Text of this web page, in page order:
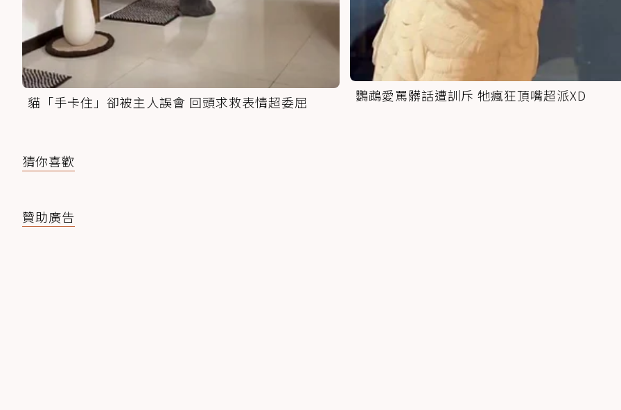
貓「手卡住」卻被主人誤會 回頭求救表情超委屈 鸚鵡愛罵髒話遭訓斥 牠瘋狂頂嘴超派XD
猜你喜歡
贊助廣告